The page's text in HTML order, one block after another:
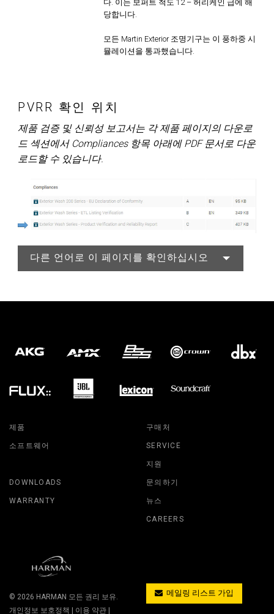
다. 이는 보퍼트 척도 12 – 허리케인 급에 해
당합니다.
모든 Martin Exterior 조명기구는 이 풍하중 시
뮬레이션을 통과했습니다.
PVRR 확인 위치
제품 검증 및 신뢰성 보고서는 각 제품 페이지의 다운로
드 섹션에서 Compliances 항목 아래에 PDF 문서로 다운
로드할 수 있습니다.
다른 언어로 이 페이지를 확인하십시오
제품
소프트웨어
구매처
SERVICE
지원
DOWNLOADS
WARRANTY
문의하기
뉴스
CAREERS
© 2026 HARMAN 모든 권리 보유.
개인정보 보호정책
이용 약관
메일링 리스트 가입